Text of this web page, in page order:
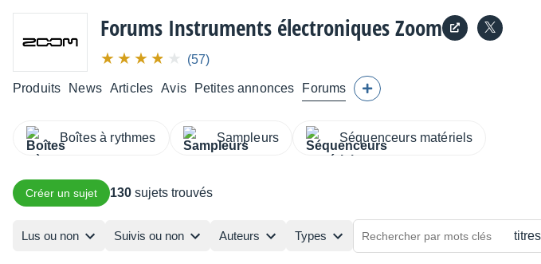
Forums Instruments électroniques Zoom
(57)
Produits News Articles Avis Petites annonces Forums
Boîtes à rythmes Sampleurs Séquenceurs matériels
Créer un sujet 130 sujets trouvés
Lus ou non Suivis ou non Auteurs Types